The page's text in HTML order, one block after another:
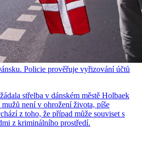
Policie prověřuje vyřizování účtů
střelba v dánském městě Holbaek
mužů není v ohrožení života, píše
z toho, že případ může souviset s
z kriminálního prostředí.